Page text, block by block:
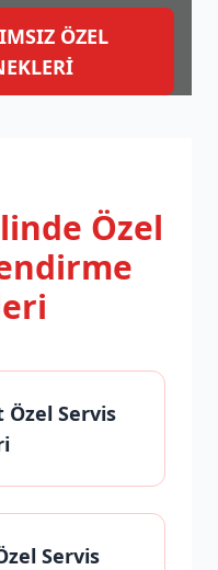
ÖZEL
Özel
Özel Servis
Servis